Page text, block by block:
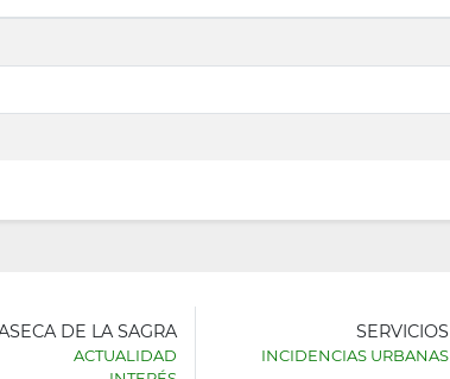
DE LA SAGRA
ACTUALIDAD
SERVICIOS
INCIDENCIAS URBANAS